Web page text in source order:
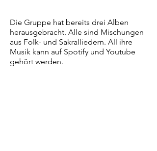
Die Gruppe hat bereits drei Alben
herausgebracht. Alle sind Mischungen
aus Folk- und Sakralliedern. All ihre
Musik kann auf Spotify und Youtube
gehört werden.